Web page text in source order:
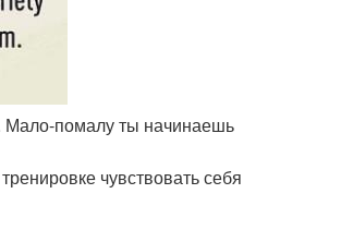
Мало-помалу ты начинаешь
чувствовать себя